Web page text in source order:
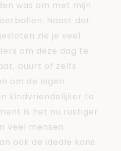
was om met mijn
Naast dat
zie je veel
om deze dag te
buurt of zelfs
om de eigen
kindvriendelijker te
is het nu rustiger
veel mensen
ook de ideale kans